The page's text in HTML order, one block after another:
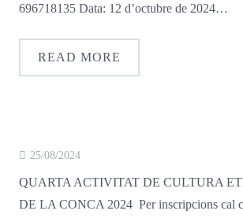
696718135 Data: 12 d’octubre de 2024…
READ MORE
25/08/2024
QUARTA ACTIVITAT DE CULTURA
DE LA CONCA 2024 Per inscripcions cal